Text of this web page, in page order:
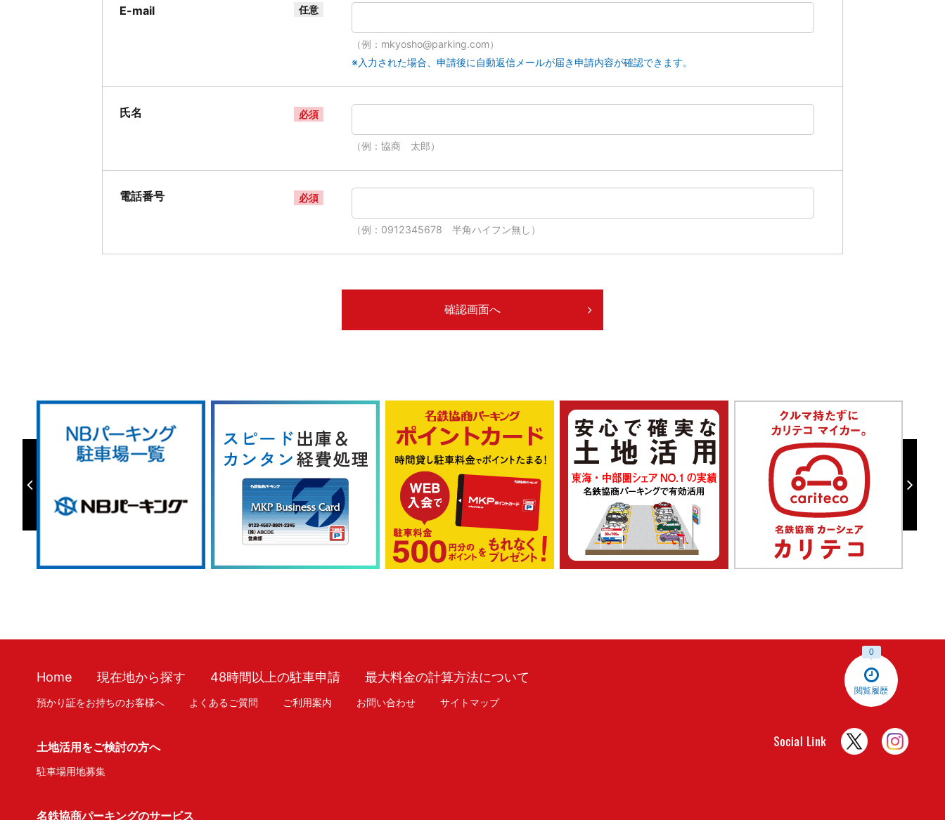
E-mail 任意
（例：mkyosho@parking.com）
※入力された場合、申請後に自動返信メールが届き申請内容が確認できます。
氏名 必須
（例：協商 太郎）
電話番号 必須
（例：0912345678 半角ハイフン無し）
閲覧履歴
0
Home 現在地から探す 48時間以上の駐車申請 最大料金の計算方法について
預かり証をお持ちのお客様へ よくあるご質問 ご利用案内 お問い合わせ サイトマップ
土地活用をご検討の方へ
駐車場用地募集
名鉄協商パーキングのサービス